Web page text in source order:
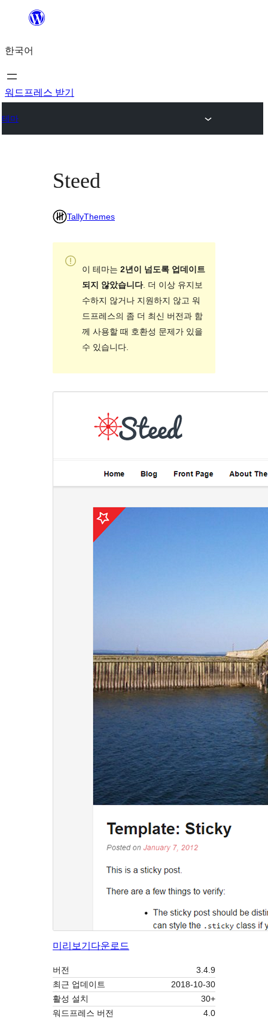
츠
로
바
가
한국어
워드프레스 받기
테마
Steed
TallyThemes
이 테마는 2년이 넘도록 업데이트
되지 않았습니다. 더 이상 유지보
수하지 않거나 지원하지 않고 워
드프레스의 좀 더 최신 버전과 함
께 사용할 때 호환성 문제가 있을
수 있습니다.
미리보기 다운로드
버전
3.4.9
최근 업데이트
2018-10-30
활성 설치
30+
워드프레스 버전
4.0